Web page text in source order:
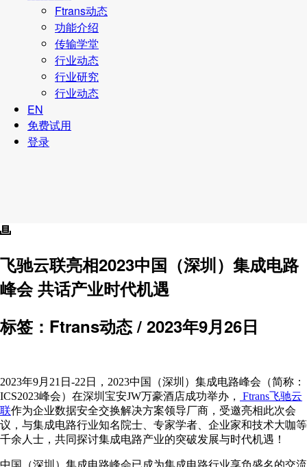
Ftrans动态
功能介绍
传输学堂
行业动态
行业研究
行业动态
EN
免费试用
登录
飞驰云联亮相2023中国（深圳）集成电路
峰会 共话产业时代机遇
标签：Ftrans动态 / 2023年9月26日
2023年9月21日-22日，2023中国（深圳）集成电路峰会（简称：
ICS2023峰会）在深圳宝安JW万豪酒店成功举办，
Ftrans飞驰云
联作为企业数据安全交换解决方案领导厂商，受邀亮相此次会
议，与集成电路行业知名院士、专家学者、企业家和技术大咖等
千余人士，共同探讨集成电路产业的突破发展与时代机遇！
中国（深圳）集成电路峰会已成为集成电路行业享负盛名的交流